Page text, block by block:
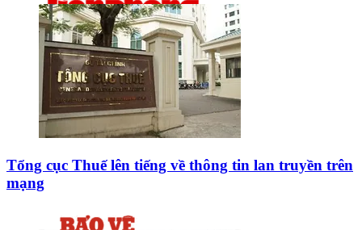
Tổng cục Thuế lên tiếng về thông tin lan truyền trên
mạng